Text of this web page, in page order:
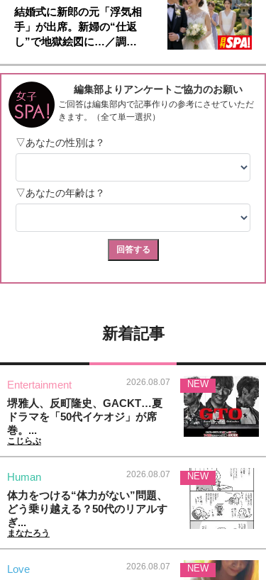
結婚式に新郎の元「浮気相
手」が出席。新婦の“仕返
し”で地獄絵図に…／調…
新着記事
Entertainment 2026.08.07
堺雅人、反町隆史、GACKT…夏
ドラマを「50代イケオジ」が席
巻。...
こじらぶ
NEW
Human 2026.08.07
体力をつける“体力がない”問題、
どう乗り越える？50代のリアルす
ぎ...
まなたろう
NEW
Love 2026.08.07 NEW